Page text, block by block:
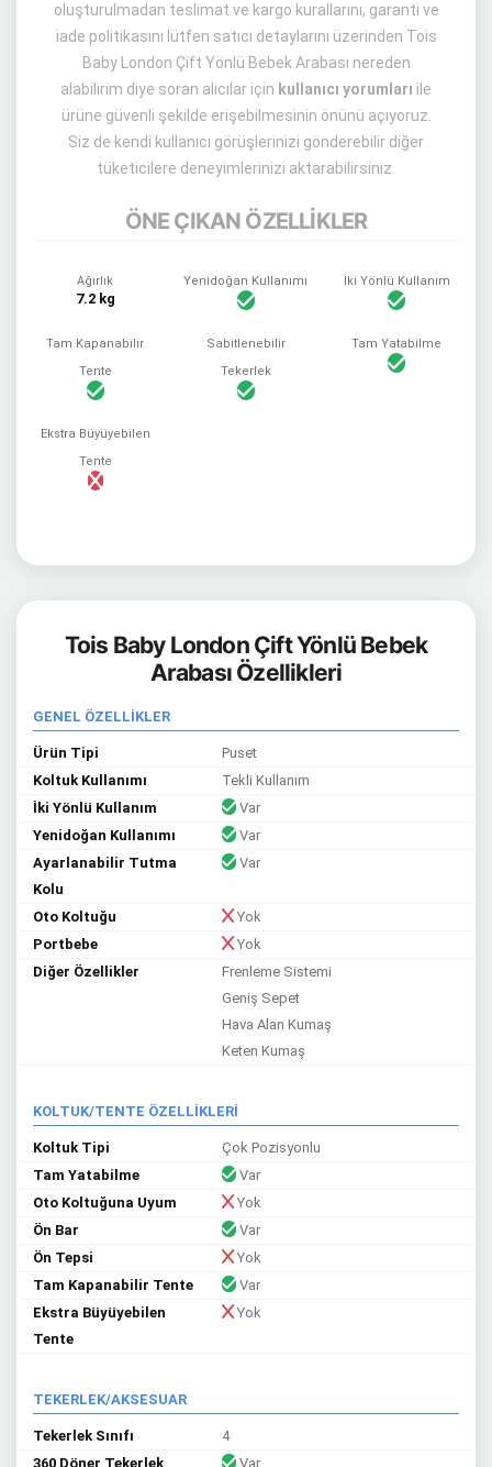
oluşturulmadan teslimat ve kargo kurallarını, garanti ve
iade politikasını lütfen satıcı detaylarını üzerinden Tois
Baby London Çift Yönlü Bebek Arabası nereden
alabilirim diye soran alıcılar için kullanıcı yorumları ile
ürüne güvenli şekilde erişebilmesinin önünü açıyoruz.
Siz de kendi kullanıcı görüşlerinizi gönderebilir diğer
tüketicilere deneyimlerinizi aktarabilirsiniz.
ÖNE ÇIKAN ÖZELLİKLER
Ağırlık
7.2 kg
Yenidoğan Kullanımı İki Yönlü Kullanım
Tam Kapanabilir
Tente
Sabitlenebilir
Tekerlek
Tam Yatabilme
Ekstra Büyüyebilen
Tente
Tois Baby London Çift Yönlü Bebek
Arabası Özellikleri
GENEL ÖZELLİKLER
Ürün Tipi
Puset
Koltuk Kullanımı
Tekli Kullanım
İki Yönlü Kullanım
Var
Yenidoğan Kullanımı
Var
Ayarlanabilir Tutma
Kolu
Var
Oto Koltuğu
Yok
Portbebe
Yok
Diğer Özellikler
Frenleme Sistemi
Geniş Sepet
Hava Alan Kumaş
Keten Kumaş
KOLTUK/TENTE ÖZELLİKLERİ
Koltuk Tipi
Çok Pozisyonlu
Tam Yatabilme
Var
Oto Koltuğuna Uyum
Yok
Ön Bar
Var
Ön Tepsi
Yok
Tam Kapanabilir Tente
Var
Ekstra Büyüyebilen
Tente
Yok
TEKERLEK/AKSESUAR
Tekerlek Sınıfı
4
360 Döner Tekerlek
Var